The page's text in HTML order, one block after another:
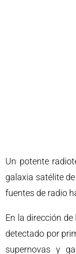
Un potente
galaxia satélite
fuentes de radio
En la dirección
detectado por
supernovas y